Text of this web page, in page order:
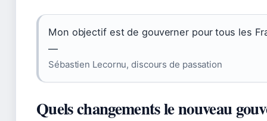
Mon objectif est de gouverner pour tous les
—
Sébastien Lecornu, discours de passation
Quels changements le nouveau